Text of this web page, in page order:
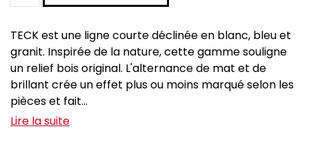
TECK est une ligne courte déclinée en blanc, bleu et
granit. Inspirée de la nature, cette gamme souligne
un relief bois original. L'alternance de mat et de
brillant crée un effet plus ou moins marqué selon les
pièces et fait...
Lire la suite